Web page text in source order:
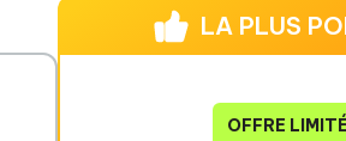
LA PLUS
OFFRE